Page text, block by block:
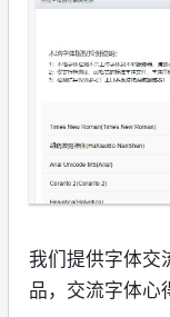
我们提供字体交
品，交流字体心